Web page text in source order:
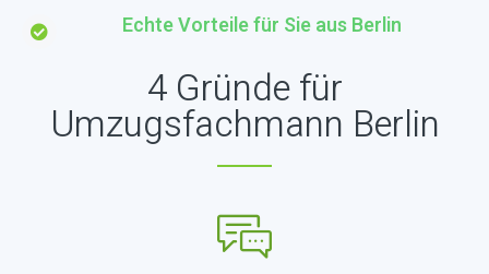
Echte Vorteile für Sie aus Berlin
4 Gründe für
Umzugsfachmann Berlin